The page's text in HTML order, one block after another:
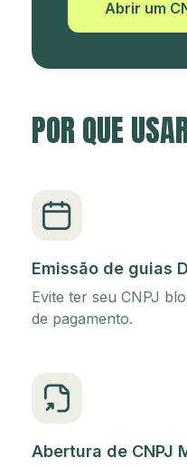
Abrir um
POR QUE
Emissão de guias
Evite ter seu CNPJ
de pagamento.
Abertura de CNPJ